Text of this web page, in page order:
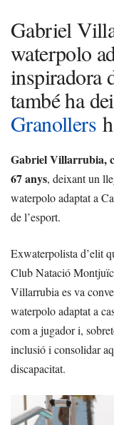
Gabriel
waterpolo
inspiradora
també ha
Granollers
Gabriel Villarrubia,
67 anys, deixant un
waterpolo adaptat a
de l’esport.
Exwaterpolista d’elit
Club Natació
Villarrubia es va
waterpolo adaptat a
com a jugador i,
inclusió i consolidar
discapacitat.